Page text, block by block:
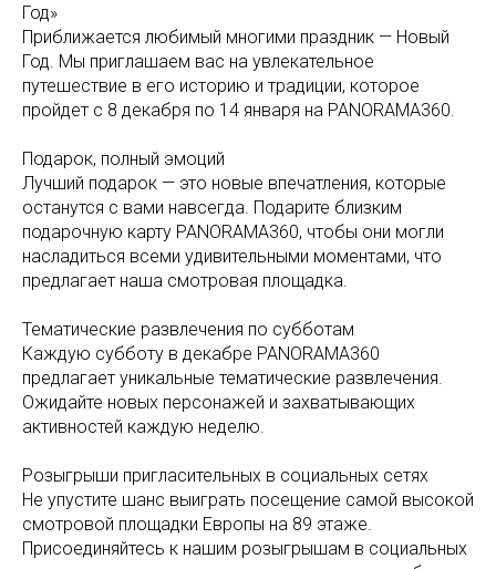
Год»
Приближается любимый многими праздник — Новый
Год. Мы приглашаем вас на увлекательное
путешествие в его историю и традиции, которое
пройдет с 8 декабря по 14 января на PANORAMA360.
Подарок, полный эмоций
Лучший подарок — это новые впечатления, которые
останутся с вами навсегда. Подарите близким
подарочную карту PANORAMA360, чтобы они могли
насладиться всеми удивительными моментами, что
предлагает наша смотровая площадка.
Тематические развлечения по субботам
Каждую субботу в декабре PANORAMA360
предлагает уникальные тематические развлечения.
Ожидайте новых персонажей и захватывающих
активностей каждую неделю.
Розыгрыши пригласительных в социальных сетях
Не упустите шанс выиграть посещение самой высокой
смотровой площадки Европы на 89 этаже.
Присоединяйтесь к нашим розыгрышам в социальных